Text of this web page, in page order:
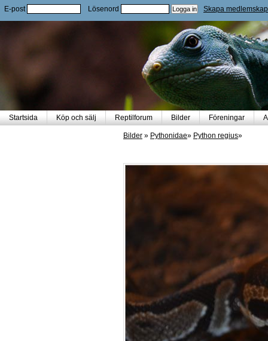
E-post Lösenord Skapa medlemskap
Startsida Köp och sälj Reptilforum Bilder Föreningar
Bilder » Pythonidae» Python regius»